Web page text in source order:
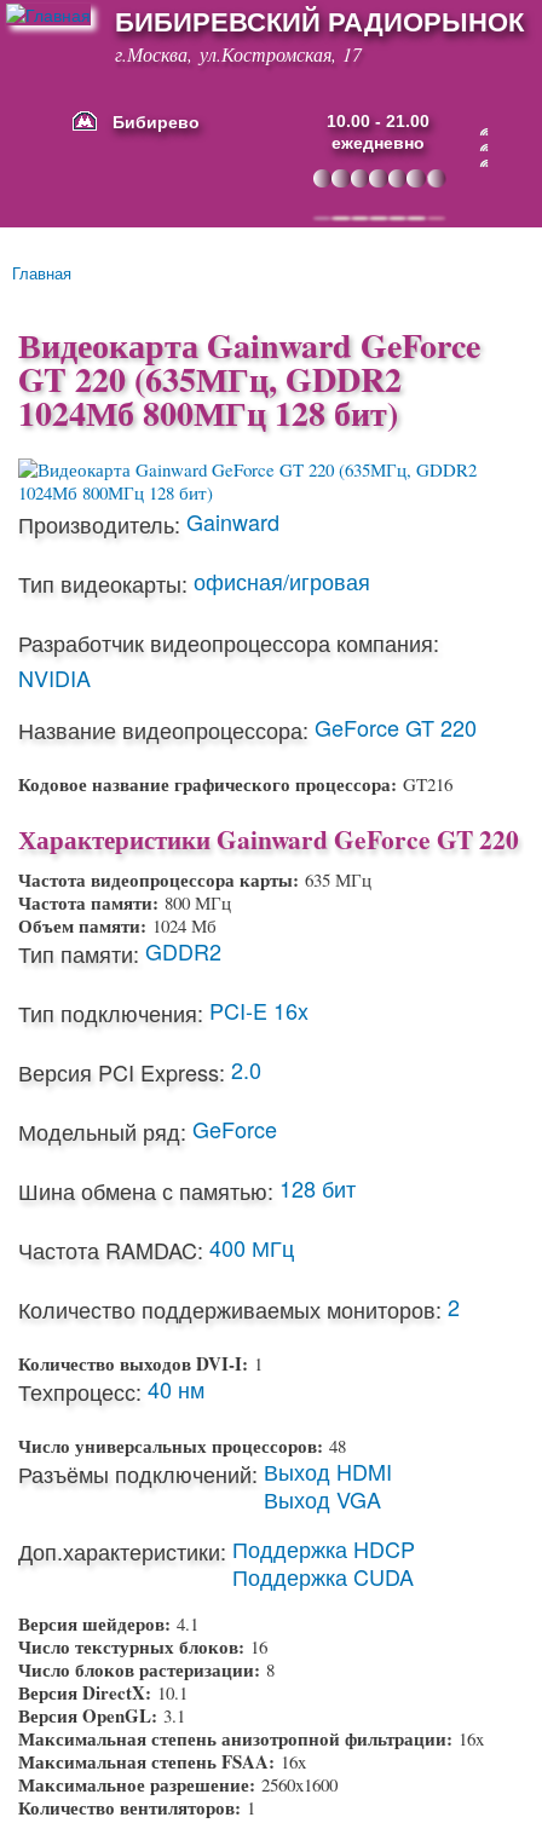
Перейти к
основному
содержанию
БИБИРЕВСКИЙ РАДИОРЫНОК
г.Москва, ул.Костромская, 17
Бибирево
10.00 - 21.00
ежедневно
Основные ссылки
Вы здесь
Главная
Видеокарта Gainward GeForce
GT 220 (635МГц, GDDR2
1024Мб 800МГц 128 бит)
Производитель: Gainward
Тип видеокарты: офисная/игровая
Разработчик видеопроцессора компания:
NVIDIA
Название видеопроцессора: GeForce GT 220
Кодовое название графического процессора: GT216
Характеристики Gainward GeForce GT 220
Частота видеопроцессора карты: 635 МГц
Частота памяти: 800 МГц
Объем памяти: 1024 Мб
Тип памяти: GDDR2
Тип подключения: PCI-E 16x
Версия PCI Express: 2.0
Модельный ряд: GeForce
Шина обмена с памятью: 128 бит
Частота RAMDAC: 400 МГц
Количество поддерживаемых мониторов: 2
Количество выходов DVI-I: 1
Техпроцесс: 40 нм
Число универсальных процессоров: 48
Разъёмы подключений: Выход HDMI
Выход VGA
Доп.характеристики: Поддержка HDCP
Поддержка CUDA
Версия шейдеров: 4.1
Число текстурных блоков: 16
Число блоков растеризации: 8
Версия DirectX: 10.1
Версия OpenGL: 3.1
Максимальная степень анизотропной фильтрации: 16x
Максимальная степень FSAA: 16x
Максимальное разрешение: 2560x1600
Количество вентиляторов: 1